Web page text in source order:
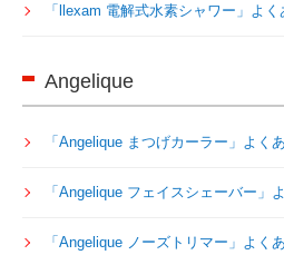
「llexam 電解式水素シャワー」よ
Angelique
「Angelique まつげカーラー」よく
「Angelique フェイスシェーバー」
「Angelique ノーズトリマー」よく